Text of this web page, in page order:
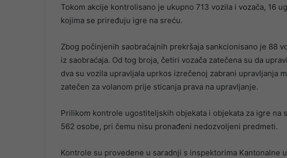
Tokom akcije kontrolisano je ukupno 713 vozila i vozača, 16
kojima se priređuju igre na sreću.
Zbog počinjenih saobraćajnih prekršaja sankcionisano je 88
iz saobraćaja. Od tog broja, četiri vozača zatečena su da
dva su vozila upravljala uprkos izrečenoj zabrani upravljanja
zatečen za volanom prije sticanja prava na upravljanje.
Prilikom kontrole ugostiteljskih objekata i objekata za igre
562 osobe, pri čemu nisu pronađeni nedozvoljeni predmeti.
Kontrole su provedene u saradnji s inspektorima Kantonalne